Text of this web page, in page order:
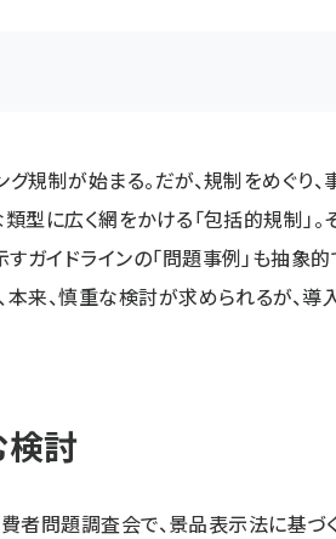
規制が始まる。だが、規制をめぐり
型に広く網をかける「包括的規制」。
ガイドラインの「問題事例」も抽象的
本来、慎重な検討が求められるが、
検討
者問題調査会で、景品表示法に基づ